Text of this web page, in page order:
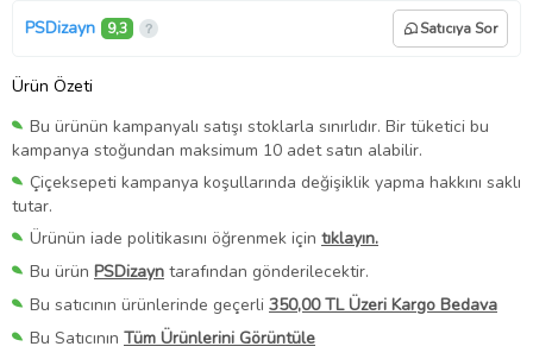
PSDizayn 9,3 Satıcıya Sor
Ürün Özeti
Bu ürünün kampanyalı satışı stoklarla sınırlıdır. Bir tüketici bu
kampanya stoğundan maksimum 10 adet satın alabilir.
Çiçeksepeti kampanya koşullarında değişiklik yapma hakkını saklı
tutar.
Ürünün iade politikasını öğrenmek için tıklayın.
Bu ürün PSDizayn tarafından gönderilecektir.
Bu satıcının ürünlerinde geçerli 350,00 TL Üzeri Kargo Bedava
Bu Satıcının Tüm Ürünlerini Görüntüle